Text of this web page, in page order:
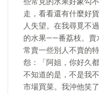
走，看看還有什麼好
人失望。在我尋覓不
的水果——番荔枝。賣
常賣一些別人不賣的
怨：「阿姐，你好久
不知道的是，不是我
市場買菜。我沖他笑